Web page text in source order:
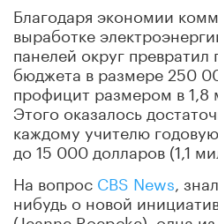
Благодаря экономии
выработке
панелей округ
бюджета в размере 250
профицит размером в 1,8
Этого оказалось
каждому учителю
до 15 000 долларов (1,1
На вопрос CBS News ,
нибудь о новой